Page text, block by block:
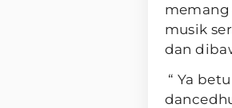
memang
musik
dan
“ Ya